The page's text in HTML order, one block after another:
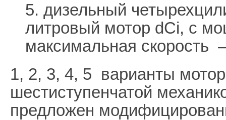
5. дизельный
литровый мотор dCi, с
максимальная скорость
1, 2, 3, 4, 5 варианты
шестиступенчатой
предложен